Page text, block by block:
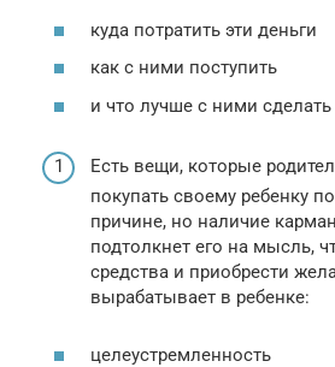
куда потратить эти деньги
как с ними поступить
и что лучше с ними сделать
Есть вещи, которые
покупать своему ребенку
причине, но наличие
подтолкнет его на мысль,
средства и приобрести
вырабатывает в ребенке:
целеустремленность